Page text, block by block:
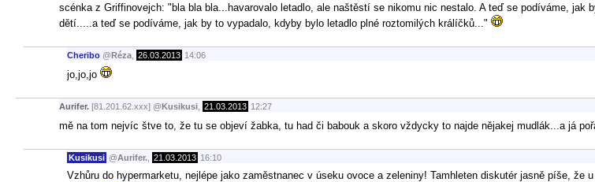
scénka z Griffinovejch: "bla bla bla...havarovalo letadlo, ale naštěstí se nikomu nic nestalo. A teď se podíváme, jak
dětí.....a teď se podíváme, jak by to vypadalo, kdyby bylo letadlo plné roztomilých králíčků..."
Cheribo @Réza 26.03.2013 14:06
jo,jo,jo
Aurifer. [81.201.62.xxx] @Kusikusi 21.03.2013 12:27
mě na tom nejvíc štve to, že tu se objeví žabka, tu had či babouk a skoro vždycky to najde nějakej mudlák...a já
Kusikusi @Aurifer. 21.03.2013 16:10
Vzhůru do hypermarketu, nejlépe jako zaměstnanec v úseku ovoce a zeleniny! Tamhleten diskutér jasně píše, že